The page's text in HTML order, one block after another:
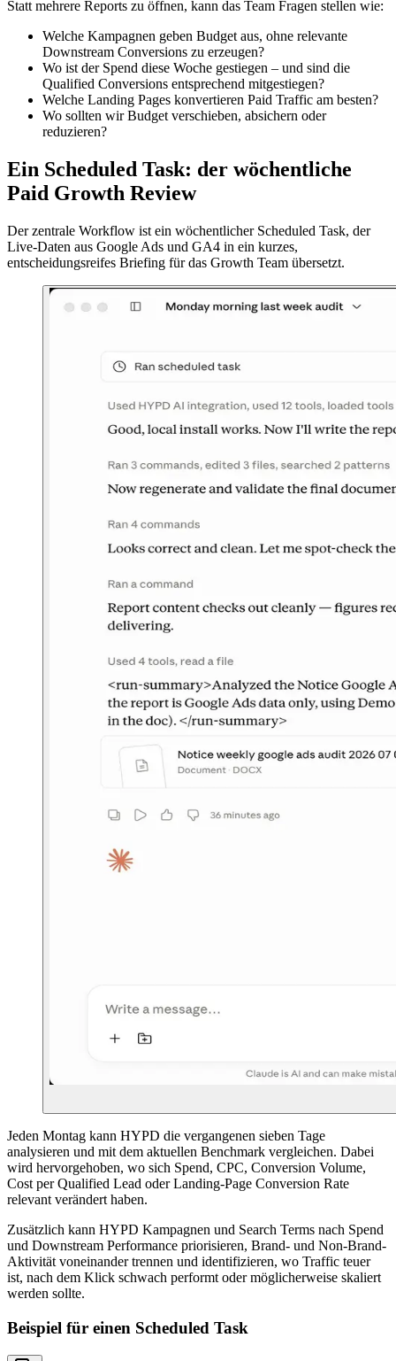
Statt mehrere Reports zu öffnen, kann das Team Fragen stellen wie:
Welche Kampagnen geben Budget aus, ohne relevante
Downstream Conversions zu erzeugen?
Wo ist der Spend diese Woche gestiegen – und sind die
Qualified Conversions entsprechend mitgestiegen?
Welche Landing Pages konvertieren Paid Traffic am besten?
Wo sollten wir Budget verschieben, absichern oder
reduzieren?
Ein Scheduled Task: der wöchentliche
Paid Growth Review
Der zentrale Workflow ist ein wöchentlicher Scheduled Task, der
Live-Daten aus Google Ads und GA4 in ein kurzes,
entscheidungsreifes Briefing für das Growth Team übersetzt.
Jeden Montag kann HYPD die vergangenen sieben Tage
analysieren und mit dem aktuellen Benchmark vergleichen. Dabei
wird hervorgehoben, wo sich Spend, CPC, Conversion Volume,
Cost per Qualified Lead oder Landing-Page Conversion Rate
relevant verändert haben.
Zusätzlich kann HYPD Kampagnen und Search Terms nach Spend
und Downstream Performance priorisieren, Brand- und Non-Brand-
Aktivität voneinander trennen und identifizieren, wo Traffic teuer
ist, nach dem Klick schwach performt oder möglicherweise skaliert
werden sollte.
Beispiel für einen Scheduled Task